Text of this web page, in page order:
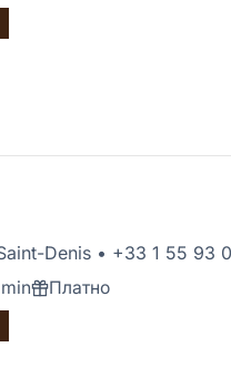
Denis • +33 1 55 93
Платно